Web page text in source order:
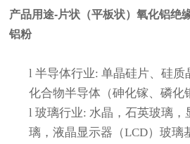
产品用途-片状（平板状）氧化铝绝
铝粉
l半导体行业:单晶硅片、硅质
化合物半导体（砷化镓、磷化
l玻璃行业: 水晶，石英玻璃，
璃，液晶显示器（LCD）玻璃